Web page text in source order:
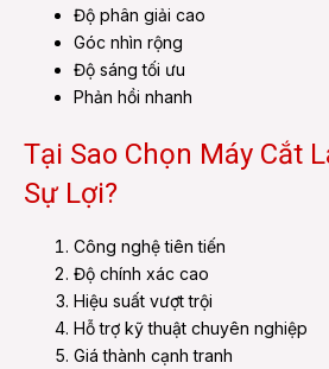
Độ phân giải cao
Góc nhìn rộng
Độ sáng tối ưu
Phản hồi nhanh
Tại Sao Chọn Máy Cắt
Sự Lợi?
Công nghệ tiên tiến
Độ chính xác cao
Hiệu suất vượt trội
Hỗ trợ kỹ thuật chuyên nghiệp
Giá thành cạnh tranh